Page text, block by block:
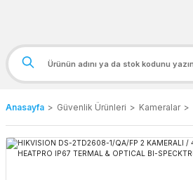
Anasayfa Güvenlik Ürünleri Kameralar